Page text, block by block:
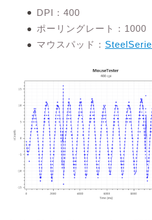
DPI：400
ポーリングレート：1000
マウスパッド：